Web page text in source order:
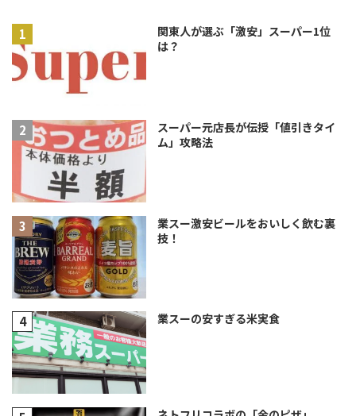
関東人が選ぶ「激安」スーパー1位
は？
スーパー元店長が伝授「値引きタイ
ム」攻略法
業スー激安ビールをおいしく飲む裏
技！
業スーの安すぎる米実食